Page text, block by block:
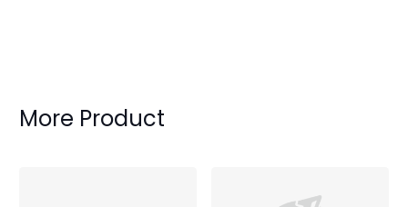
More Product